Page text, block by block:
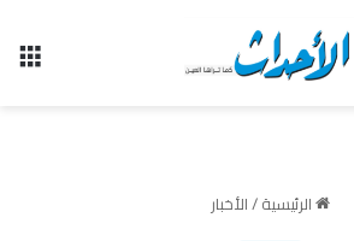
الرئيسية/الأخبار